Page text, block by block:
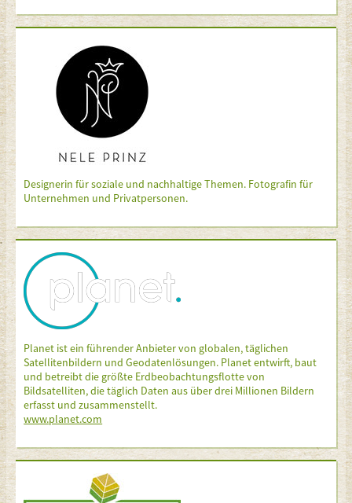
Designerin für soziale und nachhaltige Themen. Fotografin für
Unternehmen und Privatpersonen.
Planet ist ein führender Anbieter von globalen, täglichen
Satellitenbildern und Geodatenlösungen. Planet entwirft, baut
und betreibt die größte Erdbeobachtungsflotte von
Bildsatelliten, die täglich Daten aus über drei Millionen Bildern
erfasst und zusammenstellt.
www.planet.com